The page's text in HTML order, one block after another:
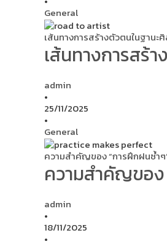
General
เส้นทางการสร้างตัวตนในฐานะ
เส้นทางการสร้
admin
•
25/11/2025
•
General
ความสำคัญของ “การฝึกฝนซ้ำ
ความสำคัญของ
admin
•
18/11/2025